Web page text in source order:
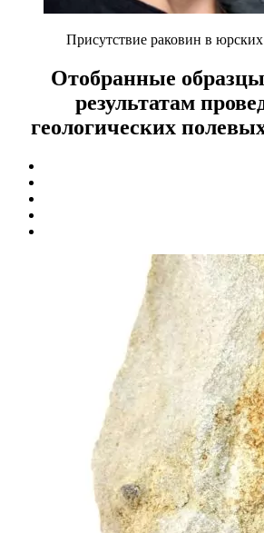
Присутствие раковин в
Отобранные
результатам
геологических